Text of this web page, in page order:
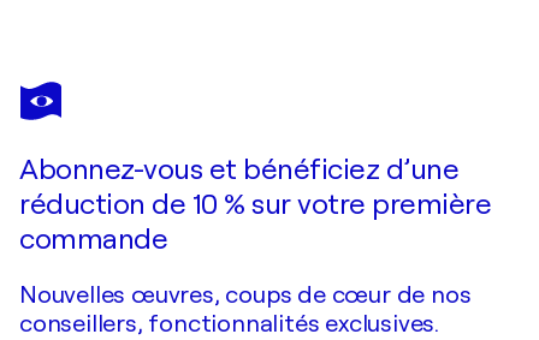
Abonnez-vous et bénéficiez d’une
réduction de 10 % sur votre première
commande
Nouvelles œuvres, coups de cœur de nos
conseillers, fonctionnalités exclusives.